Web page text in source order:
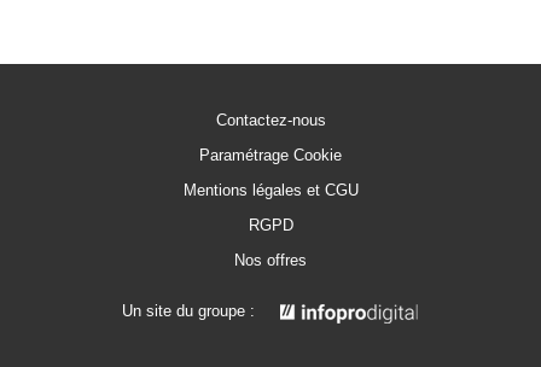
Contactez-nous
Paramétrage Cookie
Mentions légales et CGU
RGPD
Nos offres
Un site du groupe :